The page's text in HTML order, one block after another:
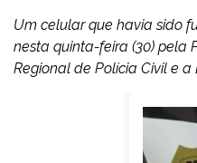
Um celular que havia sido
nesta quinta-feira (30) pela
Regional de Polícia Civil e